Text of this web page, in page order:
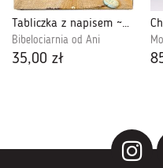
Tabliczka z napisem ~Dzieci sprawiają....~
Bibelociarnia od Ani
35,00 zł